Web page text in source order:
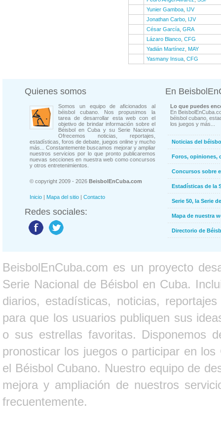
Yunier Gamboa IJV
Jonathan Carbo IJV
César García GRA
Lázaro Blanco CFG
Yadián Martínez
MAY
Yasmany Insua CFG
Quienes somos
Somos un equipo de aficionados al
béisbol cubano. Nos propusimos la
tarea de desarrollar esta web con el
objetivo de brindar información sobre el
Béisbol en Cuba y su Serie Nacional.
Ofrecemos noticias, reportajes,
estadísticas, foros de debate, juegos online y mucho
más... Constantemente buscamos mejorar y ampliar
nuestros servicios por lo que pronto publicaremos
nuevas secciones en nuestra web como concursos
y otros entretenimientos.
© copyright 2009 - 2026 BeisbolEnCuba.com
Inicio | Mapa del sitio | Contacto
Redes sociales:
En
Lo que puedes
En
béisbol cubano,
los juegos y más...
Noticias del
Foros, opiniones,
Concursos sobre
Estadísticas de la
Serie 50, la Serie
Mapa de nuestra
Directorio de
BeisbolEnCuba.com es un proyecto
Serie Nacional de Béisbol en Cuba.
diarios, estadísticas, noticias,
para que los usuarios publiquen sus
o sus estrellas favoritas. Disponemos
pronosticar los juegos o participar en
el Béisbol Cubano. Nuestro equipo de
mejora y ampliación de nuestros
frecuentemente.